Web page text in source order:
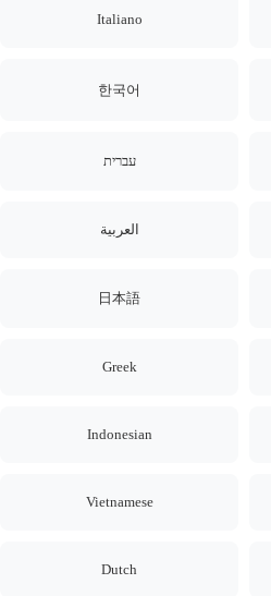
Italiano
한국어
עברית
العربية
日本語
Greek
Indonesian
Vietnamese
Dutch